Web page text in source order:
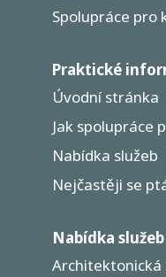
Spolupráce pro
Praktické
Úvodní stránka
Jak spolupráce
Nabídka služeb
Nejčastěji se
Nabídka služeb
Architektonická